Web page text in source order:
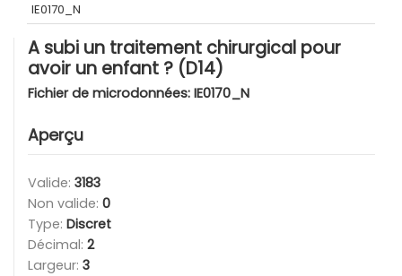
IE0170_N
A subi un traitement chirurgical pour
avoir un enfant ? (D14)
Fichier de microdonnées: IE0170_N
Aperçu
Valide: 3183
Non valide: 0
Type: Discret
Décimal: 2
Largeur: 3